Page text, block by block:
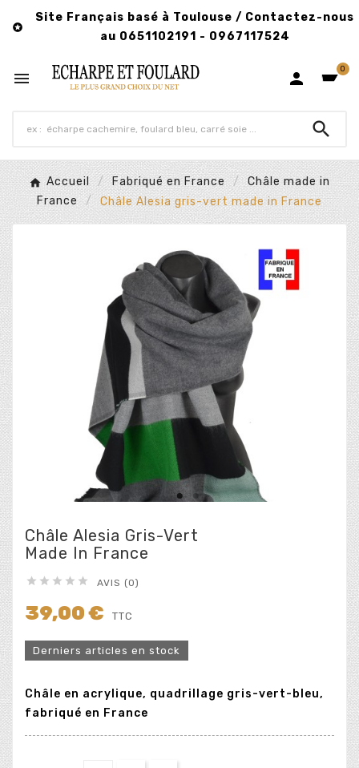

Site Français basé à Toulouse / Contactez-nous
au 0651102191 - 0967117524
  0

Accueil Fabriqué en France
Châle made in
France
Châle Alesia gris-vert made in France
Châle Alesia Gris-Vert
Made In France
     AVIS (0)
39,00 € TTC
Derniers articles en stock
Châle en acrylique, quadrillage gris-vert-bleu,
fabriqué en France